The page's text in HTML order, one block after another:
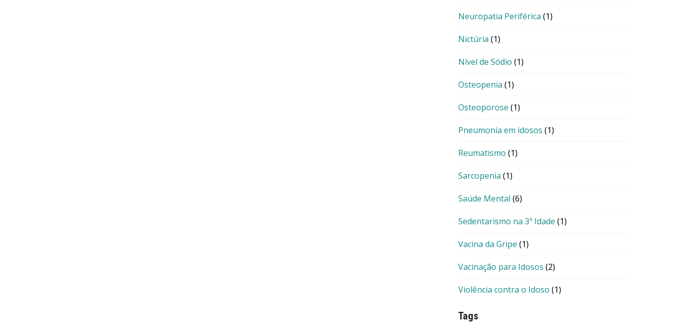
Neuropatia Periférica (1)
Nictúria (1)
Nível de Sódio (1)
Osteopenia (1)
Osteoporose (1)
Pneumonia em idosos (1)
Reumatismo (1)
Sarcopenia (1)
Saúde Mental (6)
Sedentarismo na 3ª Idade (1)
Vacina da Gripe (1)
Vacinação para Idosos (2)
Violência contra o Idoso (1)
Tags